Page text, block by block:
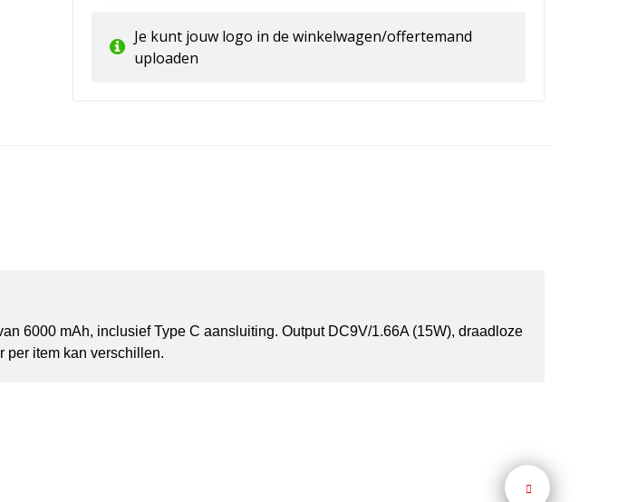
Je kunt jouw logo in de winkelwagen/offertemand
uploaden
6000 mAh, inclusief Type C aansluiting. Output DC9V/1.66A (15W), draadloze
per item kan verschillen.